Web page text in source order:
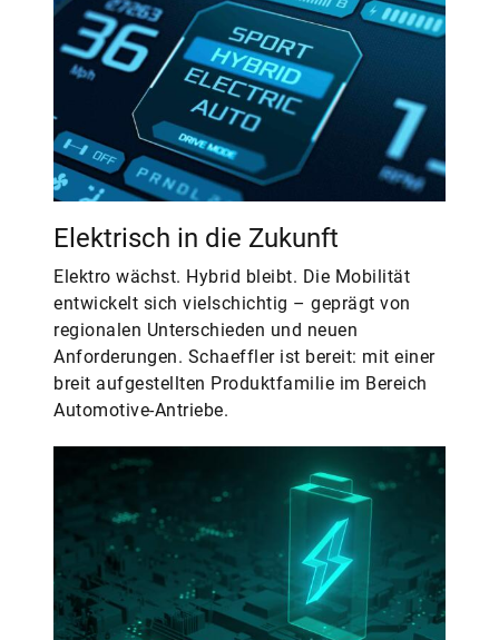
Elektrisch in die Zukunft
Elektro wächst. Hybrid bleibt. Die Mobilität
entwickelt sich vielschichtig – geprägt von
regionalen Unterschieden und neuen
Anforderungen. Schaeffler ist bereit: mit einer
breit aufgestellten Produktfamilie im Bereich
Automotive-Antriebe.